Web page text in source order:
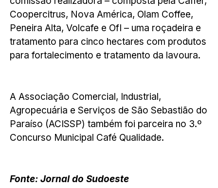
Coopercitrus, Nova América, Olam Coffee,
Peneira Alta, Volcafe e OfI – uma roçadeira e
tratamento para cinco hectares com produtos
para fortalecimento e tratamento da lavoura.
A Associação Comercial, Industrial,
Agropecuária e Serviços de São Sebastião do
Paraíso (ACISSP) também foi parceira no 3.º
Concurso Municipal Café Qualidade.
Fonte: Jornal do Sudoeste